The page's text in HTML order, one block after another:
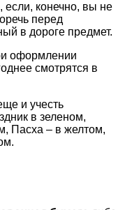
если, конечно, вы не
перед
в дороге предмет.
оформлении
смотрятся в
и учесть
в зеленом,
Пасха – в желтом,